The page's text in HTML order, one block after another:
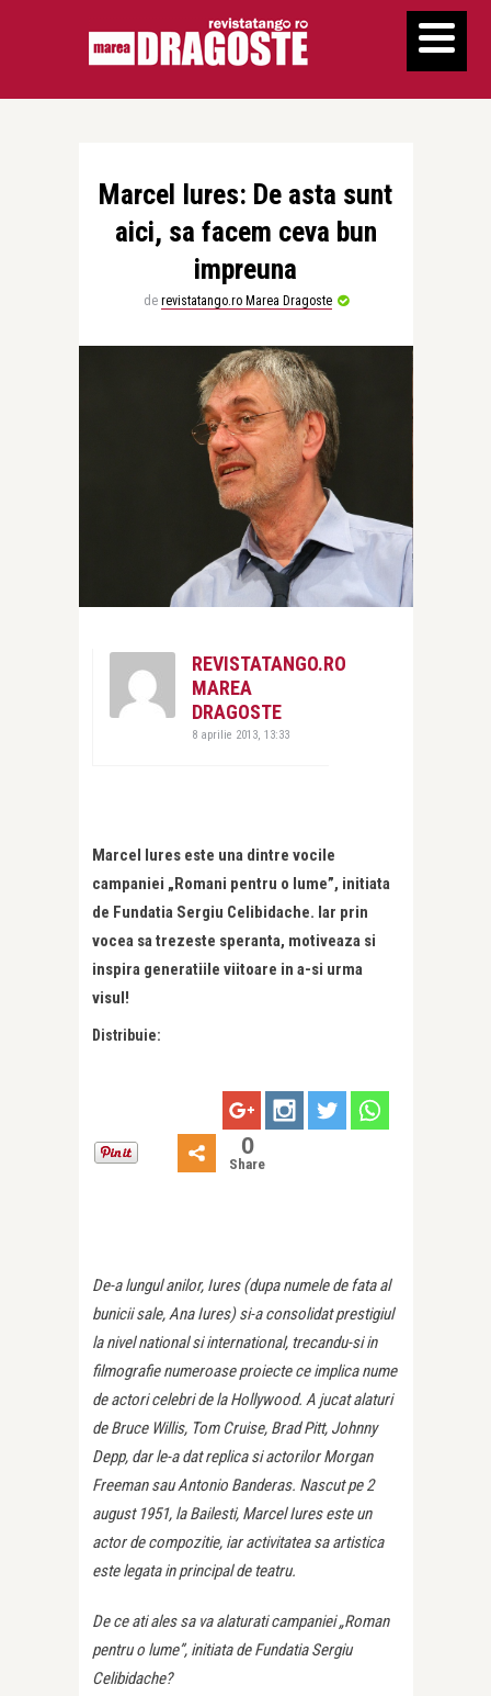
Marcel Iures: De asta sunt
aici, sa facem ceva bun
impreuna
de revistatango.ro Marea Dragoste
REVISTATANGO.RO
MAREA
DRAGOSTE
8 aprilie 2013, 13:33
Marcel Iures este una dintre vocile
campaniei „Romani pentru o lume”, initiata
de Fundatia Sergiu Celibidache. Iar prin
vocea sa trezeste speranta, motiveaza si
inspira generatiile viitoare in a-si urma
visul!
Distribuie:
0
Share
De-a lungul anilor, Iures (dupa numele de fata al
bunicii sale, Ana Iures) si-a consolidat prestigiul
la nivel national si international, trecandu-si in
filmografie numeroase proiecte ce implica nume
de actori celebri de la Hollywood. A jucat alaturi
de Bruce Willis, Tom Cruise, Brad Pitt, Johnny
Depp, dar le-a dat replica si actorilor Morgan
Freeman sau Antonio Banderas. Nascut pe 2
august 1951, la Bailesti, Marcel Iures este un
actor de compozitie, iar activitatea sa artistica
este legata in principal de teatru.
De ce ati ales sa va alaturati campaniei „Roman
pentru o lume”, initiata de Fundatia Sergiu
Celibidache?